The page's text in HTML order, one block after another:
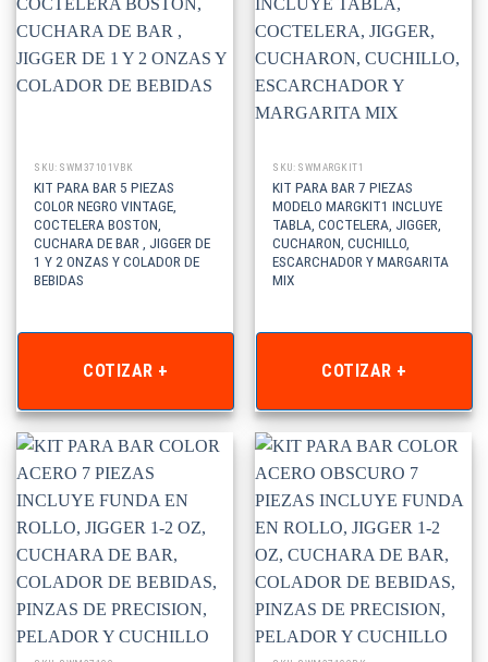
SKU: SWM37101VBK
KIT PARA BAR 5 PIEZAS
COLOR NEGRO VINTAGE,
COCTELERA BOSTON,
CUCHARA DE BAR , JIGGER DE
1 Y 2 ONZAS Y COLADOR DE
BEBIDAS
COTIZAR +
SKU: SWMARGKIT1
KIT PARA BAR 7 PIEZAS
MODELO MARGKIT1 INCLUYE
TABLA, COCTELERA, JIGGER,
CUCHARON, CUCHILLO,
ESCARCHADOR Y MARGARITA
MIX
COTIZAR +